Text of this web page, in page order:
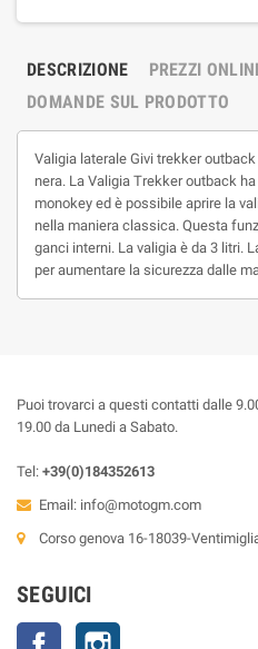
DESCRIZIONE
PREZZI
DOMANDE SUL PRODOTTO
Valigia laterale Givi trekker
nera. La Valigia Trekker outback
monokey ed è possibile aprire la
nella maniera classica. Questa
ganci interni. La valigia è da 3 litri.
per aumentare la sicurezza dalle
Puoi trovarci a questi contatti dalle
19.00 da Lunedi a Sabato.
Tel: +39(0)184352613
Email: info@motogm.com
Corso genova 16-18039-
SEGUICI
Facebook